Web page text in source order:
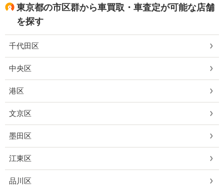
東京都の市区群から車買取・車査定が可能な店舗
を探す
千代田区
中央区
港区
文京区
墨田区
江東区
品川区